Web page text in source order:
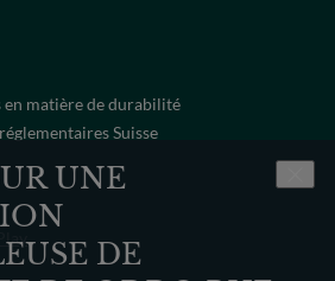
UNE
DE
matière de durabilité
Suisse